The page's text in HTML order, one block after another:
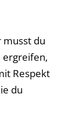
musst du
ergreifen,
Respekt
du